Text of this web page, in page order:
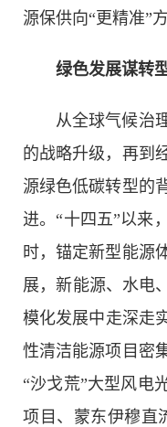
源保供向“更精准”
绿色发展谋转
从全球气候治
的战略升级，再到
源绿色低碳转型的
进。“十四五”以来
时，锚定新型能源
展，新能源、水电
模化发展中走深走
性清洁能源项目密
“沙戈荒”大型风
项目、蒙东伊穆直